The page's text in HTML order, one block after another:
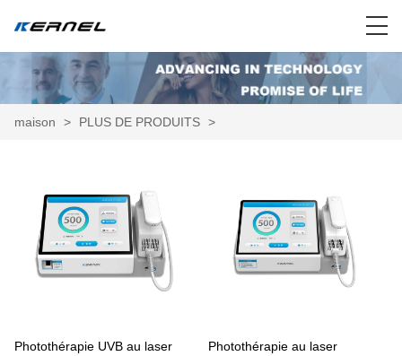
maison > PLUS DE PRODUITS >
Photothérapie UVB au laser
Photothérapie au laser